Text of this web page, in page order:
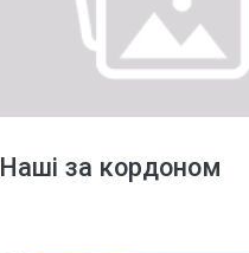
Наші за кордоном